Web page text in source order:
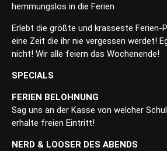
hemmungslos in die Ferien
Erlebt die größte und krasseste Ferien-
eine Zeit die ihr nie vergessen werdet!
nicht! Wir alle feiern das Wochenende!
SPECIALS
FERIEN BELOHNUNG
Sag uns an der Kasse von welcher
erhalte freien Eintritt!
NERD & LOOSER DES ABENDS